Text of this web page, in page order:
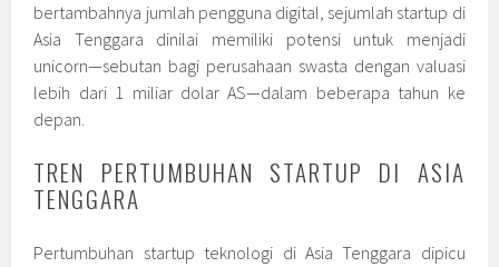
bertambahnya jumlah pengguna digital, sejumlah startup di
Asia Tenggara dinilai memiliki potensi untuk menjadi
unicorn—sebutan bagi perusahaan swasta dengan valuasi
lebih dari 1 miliar dolar AS—dalam beberapa tahun ke
depan.
TREN PERTUMBUHAN STARTUP DI ASIA
TENGGARA
Pertumbuhan startup teknologi di Asia Tenggara dipicu